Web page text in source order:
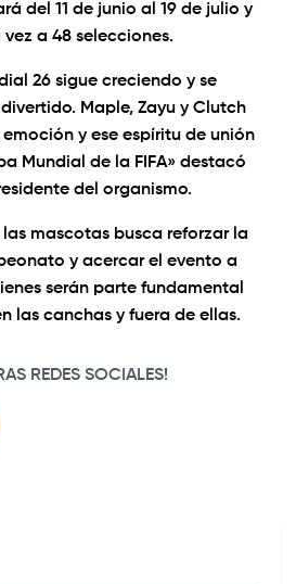
del 11 de junio al 19 de julio y
a 48 selecciones.
26 sigue creciendo y se
Maple, Zayu y Clutch
y ese espíritu de unión
Mundial de la FIFA» destacó
del organismo.
mascotas busca reforzar la
y acercar el evento a
serán parte fundamental
las canchas y fuera de ellas.
REDES SOCIALES!